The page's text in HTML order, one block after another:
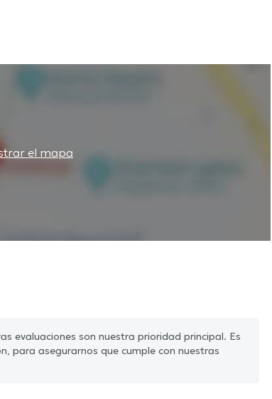
el mapa
evaluaciones son nuestra prioridad principal. Es
para asegurarnos que cumple con nuestras